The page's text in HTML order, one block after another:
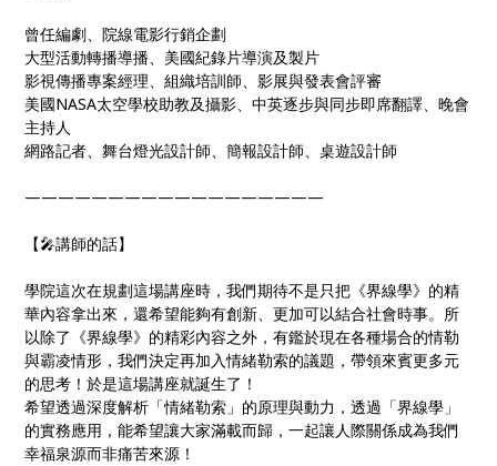
曾任編劇、院線電影行銷企劃
大型活動轉播導播、美國紀錄片導演及製片
影視傳播專案經理、組織培訓師、影展與發表會評審
美國NASA太空學校助教及攝影、中英逐步與同步即席翻譯、晚會
主持人
網路記者、舞台燈光設計師、簡報設計師、桌遊設計師
——————————————————
【🎤講師的話】
學院這次在規劃這場講座時，我們期待不是只把《界線學》的精
華內容拿出來，還希望能夠有創新、更加可以結合社會時事。所
以除了《界線學》的精彩內容之外，有鑑於現在各種場合的情勒
與霸凌情形，我們決定再加入情緒勒索的議題，帶領來賓更多元
的思考！於是這場講座就誕生了！
希望透過深度解析「情緒勒索」的原理與動力，透過「界線學」
的實務應用，能希望讓大家滿載而歸，一起讓人際關係成為我們
幸福泉源而非痛苦來源！